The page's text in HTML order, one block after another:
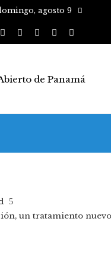
agosto 9
un tratamiento